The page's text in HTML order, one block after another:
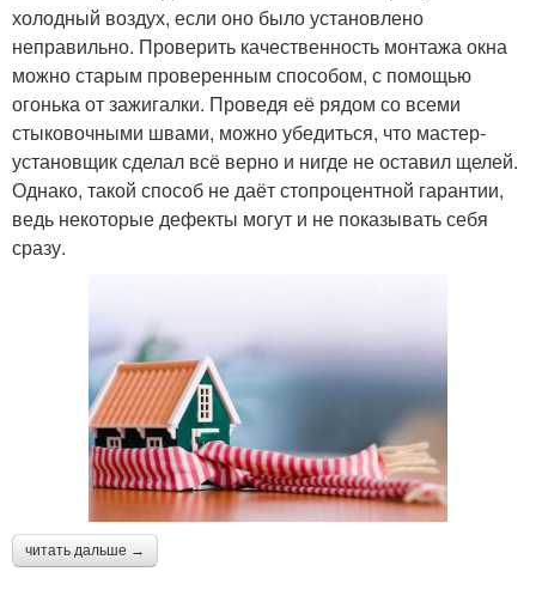
холодный воздух, если оно было установлено
неправильно. Проверить качественность монтажа окна
можно старым проверенным способом, с помощью
огонька от зажигалки. Проведя её рядом со всеми
стыковочными швами, можно убедиться, что мастер-
установщик сделал всё верно и нигде не оставил щелей.
Однако, такой способ не даёт стопроцентной гарантии,
ведь некоторые дефекты могут и не показывать себя
сразу.
читать дальше →